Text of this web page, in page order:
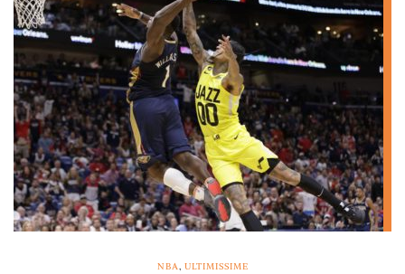
NBA, ULTIMISSIME